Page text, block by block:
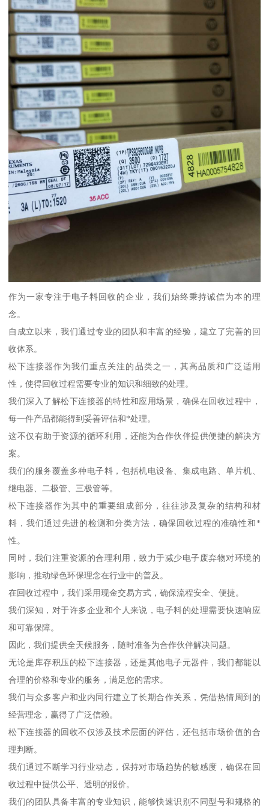
作为一家专注于电子料回收的企业，我们始终秉持诚信为本的理
念。
自成立以来，我们通过专业的团队和丰富的经验，建立了完善的回
收体系。
松下连接器作为我们重点关注的品类之一，其高品质和广泛适用
性，使得回收过程需要专业的知识和细致的处理。
我们深入了解松下连接器的特性和应用场景，确保在回收过程中，
每一件产品都能得到妥善评估和*处理。
这不仅有助于资源的循环利用，还能为合作伙伴提供便捷的解决方
案。
我们的服务覆盖多种电子料，包括机电设备、集成电路、单片机、
继电器、二极管、三极管等。
松下连接器作为其中的重要组成部分，往往涉及复杂的结构和材
料，我们通过先进的检测和分类方法，确保回收过程的准确性和*
性。
同时，我们注重资源的合理利用，致力于减少电子废弃物对环境的
影响，推动绿色环保理念在行业中的普及。
在回收过程中，我们采用现金交易方式，确保流程安全、便捷。
我们深知，对于许多企业和个人来说，电子料的处理需要快速响应
和可靠保障。
因此，我们提供全天候服务，随时准备为合作伙伴解决问题。
无论是库存积压的松下连接器，还是其他电子元器件，我们都能以
合理的价格和专业的服务，满足您的需求。
我们与众多客户和业内同行建立了长期合作关系，凭借热情周到的
经营理念，赢得了广泛信赖。
松下连接器的回收不仅涉及技术层面的评估，还包括市场价值的合
理判断。
我们通过不断学习行业动态，保持对市场趋势的敏感度，确保在回
收过程中提供公平、透明的报价。
我们的团队具备丰富的专业知识，能够快速识别不同型号和规格的